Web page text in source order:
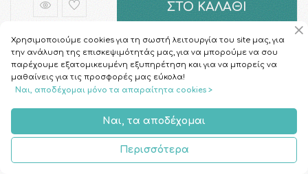
ΣΤΟ ΚΑΛΑΘΙ
Centrum Junior Chewable 30
μασώμενα δισκία
84 Πόντοι
10.38€
Χρησιμοποιούμε cookies για τη σωστή λειτουργία του site μας, για
την ανάλυση της επισκεψιμότητάς μας, για να μπορούμε να σου
παρέχουμε εξατομικευμένη εξυπηρέτηση και για να μπορείς να
μαθαίνεις για τις προσφορές μας εύκολα!
Ναι, αποδέχομαι μόνο τα απαραίτητα cookies >
Ναι, τα αποδέχομαι
Περισσότερα